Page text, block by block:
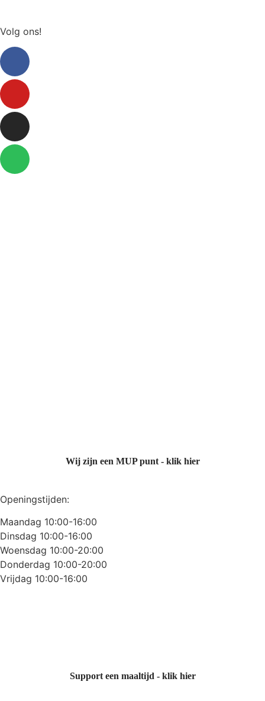
Volg ons!
Wij zijn een MUP punt - klik hier
Openingstijden:
Maandag 10:00-16:00
Dinsdag 10:00-16:00
Woensdag 10:00-20:00
Donderdag 10:00-20:00
Vrijdag 10:00-16:00
Support een maaltijd - klik hier